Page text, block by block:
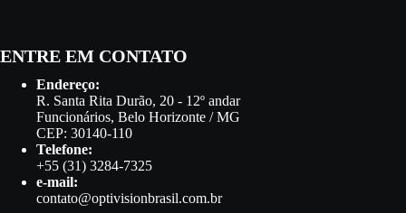
ENTRE EM CONTATO
Endereço:
R. Santa Rita Durão, 20 - 12º andar
Funcionários, Belo Horizonte / MG
CEP: 30140-110
Telefone:
+55 (31) 3284-7325
e-mail:
contato@optivisionbrasil.com.br